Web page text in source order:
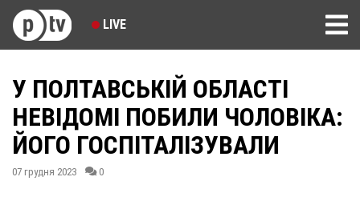
LIVE
У ПОЛТАВСЬКІЙ ОБЛАСТІ
НЕВІДОМІ ПОБИЛИ ЧОЛОВІКА:
ЙОГО ГОСПІТАЛІЗУВАЛИ
07 грудня 2023 0